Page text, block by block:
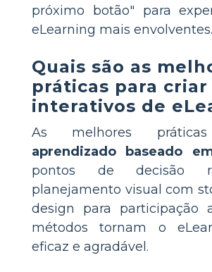
próximo botão" para
eLearning mais envolventes.
Quais são as
práticas para criar
interativos de
As melhores
aprendizado baseado
pontos de decisão
planejamento visual com
design para participação
métodos tornam o
eficaz e agradável.